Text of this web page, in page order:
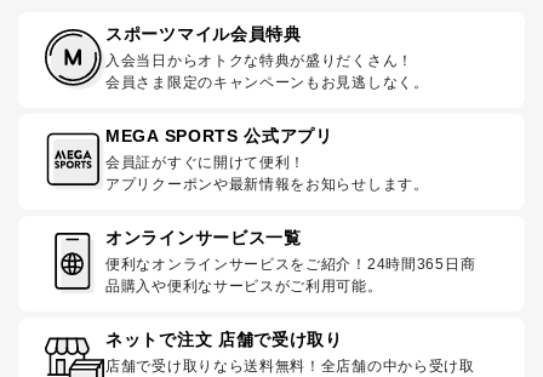
スポーツマイル会員特典
入会当日からオトクな特典が盛りだくさん！
会員さま限定のキャンペーンもお見逃しなく。
MEGA SPORTS 公式アプリ
会員証がすぐに開けて便利！
アプリクーポンや最新情報をお知らせします。
オンラインサービス一覧
便利なオンラインサービスをご紹介！24時間365日商
品購入や便利なサービスがご利用可能。
ネットで注文 店舗で受け取り
店舗で受け取りなら送料無料！全店舗の中から受け取